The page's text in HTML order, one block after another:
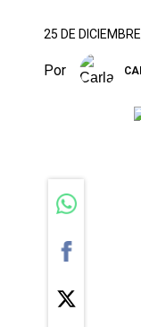
25 DE
Por